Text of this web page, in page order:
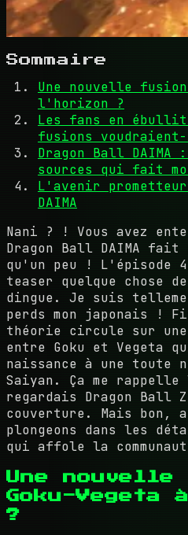
Sommaire
Une nouvelle fusion
l'horizon ?
Les fans en
fusions
Dragon Ball
sources qui fait
L'avenir
DAIMA
Nani ? ! Vous avez
Dragon Ball DAIMA
qu'un peu ! L'épisode
teaser quelque chose de
dingue. Je suis
perds mon japonais !
théorie circule sur
entre Goku et Vegeta
naissance à une toute
Saiyan. Ça me
regardais Dragon Ball
couverture. Mais bon,
plongeons dans les
qui affole la
Une nouvelle
Goku-Vegeta
?